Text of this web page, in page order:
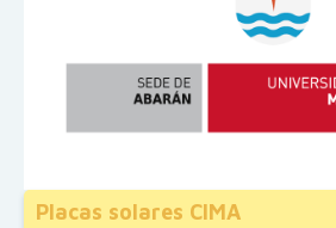
Placas solares CIMA